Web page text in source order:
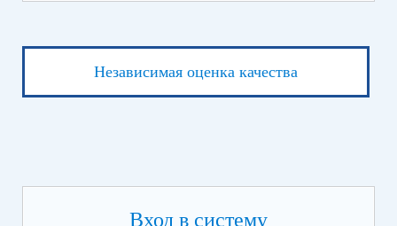
Независимая оценка качества
Вход в систему